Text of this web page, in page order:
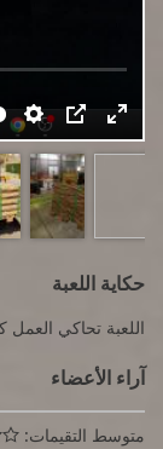
حكاية اللعبة
اللعبة تحاكي
آراء الأعضاء
متوسط التقيمات: